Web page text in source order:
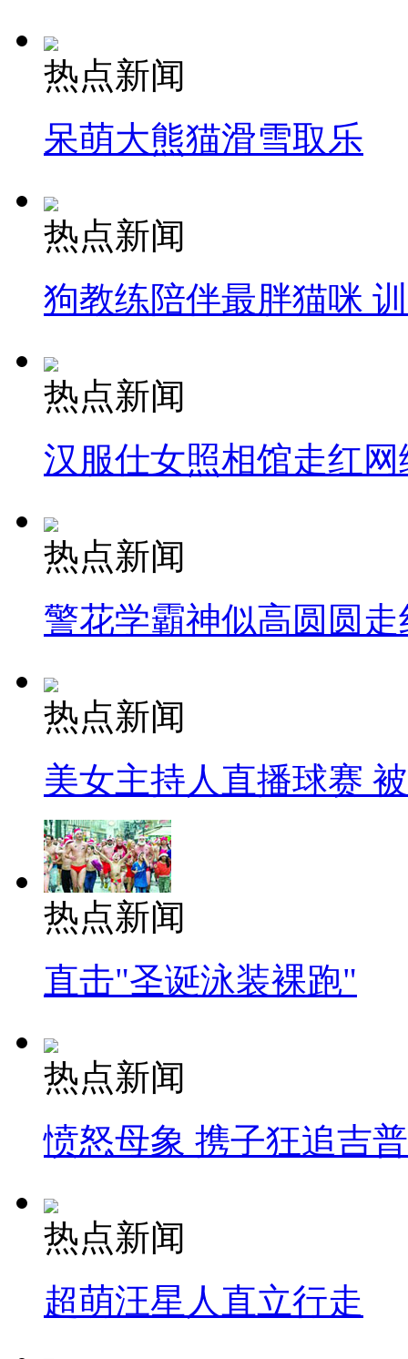
热点新闻
呆萌大熊猫滑雪取乐
热点新闻
狗教练陪伴最胖猫咪
热点新闻
汉服仕女照相馆走红网
热点新闻
警花学霸神似高圆圆走
热点新闻
美女主持人直播球赛
热点新闻
直击"圣诞泳装裸跑"
热点新闻
愤怒母象 携子狂追吉
热点新闻
超萌汪星人直立行走